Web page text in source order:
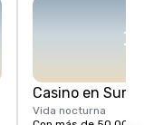
Casino en
Vida nocturna